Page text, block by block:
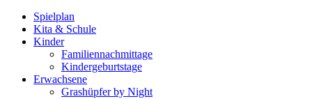
Spielplan
Kita & Schule
Kinder
Familiennachmittage
Kindergeburtstage
Erwachsene
Grashüpfer by Night